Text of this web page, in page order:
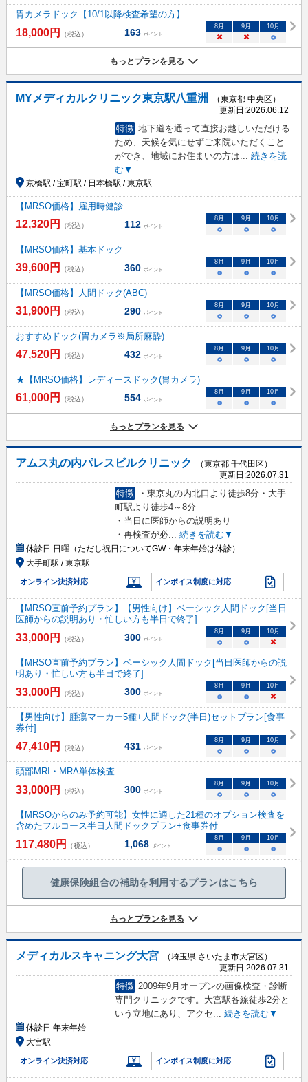
胃カメラドック【10/1以降検査希望の方】
18,000円 （税込） 163 ポイント
8月 9月 10月
× × ○
もっとプランを見る
MYメディカルクリニック東京駅八重洲
（東京都 中央区）
更新日:2026.06.12
特徴 地下道を通って直接お越しいただける
ため、天候を気にせずご来院いただくこと
ができ、地域にお住まいの方は
続きを読
む▼
京橋駅 / 宝町駅 / 日本橋駅 / 東京駅
【MRSO価格】雇用時健診
12,320円 （税込） 112 ポイント
8 月 9 月 10月
○ ○ ○
【MRSO価格】基本ドック
39,600円 （税込） 360 ポイント
8 月 9 月 10月
○ ○ ○
【MRSO価格】人間ドック(ABC)
31,900円 （税込） 290 ポイント
8 月 9 月 10月
○ ○ ○
おすすめドック(胃カメラ※局所麻酔)
47,520円 （税込） 432 ポイント
8 月 9 月 10月
○ ○ ○
★【MRSO価格】レディースドック(胃カメラ)
61,000円 （税込） 554 ポイント
8 月 9 月 10月
○ ○ ○
もっとプランを見る
アムス丸の内パレスビルクリニック
（東京都 千代田区）
更新日:2026.07.31
特徴
・東京丸の内北口より徒歩8分・大手
町駅より徒歩4～8分
・当日に医師からの説明あり
・再検査が必... 続きを読む▼
休診日:日曜（ただし祝日についてGW・年末年始は休診）
大手町駅 / 東京駅
オンライン決済対応 インボイス制度に対応
【MRSO直前予約プラン】【男性向け】ベーシック人間ドック[当日
医師からの説明あり・忙しい方も半日で終了]
33,000円 （税込） 300 ポイント
8月 9月 10月
○ ○ ×
【MRSO直前予約プラン】ベーシック人間ドック[当日医師からの説
明あり・忙しい方も半日で終了]
33,000円 （税込） 300 ポイント
8月 9月 10月
○ ○ ×
【男性向け】腫瘍マーカー5種+人間ドック(半日)セットプラン[食事
券付]
47,410円 （税込） 431 ポイント
8月 9月 10月
○ ○ ○
頭部MRI・MRA単体検査
33,000円 （税込） 300 ポイント
8月 9月 10月
○ ○ ○
【MRSOからのみ予約可能】女性に適した21種のオプション検査を
含めたフルコース半日人間ドックプラン+食事券付
117,480円 （税込） 1,068 ポイント
8月 9月 10月
○ ○ ○
健康保険組合の補助を利用するプランはこちら
もっとプランを見る
メディカルスキャニング大宮
（埼玉県 さいたま市大宮区）
更新日:2026.07.31
特徴 2009年9月オープンの画像検査・診断
専門クリニックです。大宮駅各線徒歩2分と
いう立地にあり、アクセ
続きを読む▼
休診日:年末年始
大宮駅
オンライン決済対応 インボイス制度に対応